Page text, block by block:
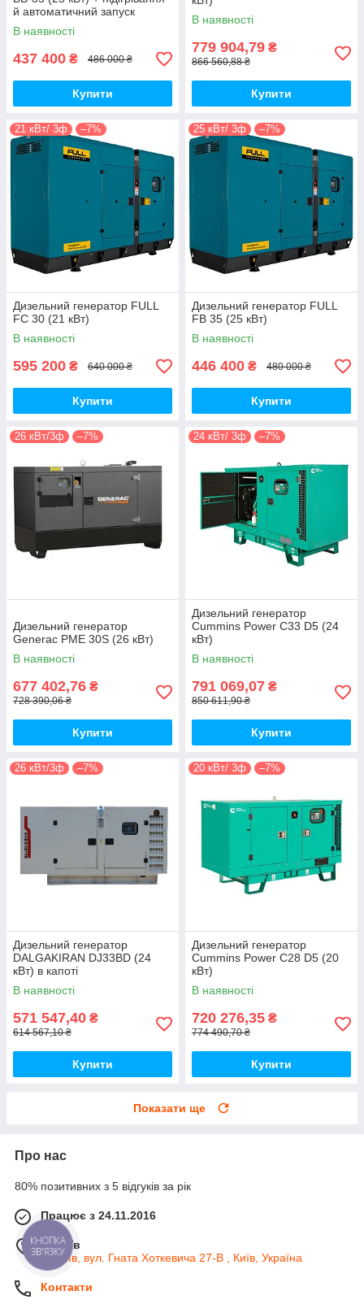
й автоматичний запуск
В наявності
437 400 ₴ 486 000 ₴
Купити
В наявності
779 904,79 ₴
866 560,88 ₴
Купити
21 кВт/ 3ф –7%
Дизельний генератор FULL
FC 30 (21 кВт)
В наявності
595 200 ₴ 640 000 ₴
Купити
25 кВт/ 3ф –7%
Дизельний генератор FULL
FB 35 (25 кВт)
В наявності
446 400 ₴ 480 000 ₴
Купити
26 кВт/3ф –7%
Дизельний генератор
Generac PME 30S (26 кВт)
В наявності
677 402,76 ₴
728 390,06 ₴
Купити
24 кВт/ 3ф –7%
Дизельний генератор
Cummins Power C33 D5 (24
кВт)
В наявності
791 069,07 ₴
850 611,90 ₴
Купити
26 кВт/3ф –7%
Дизельний генератор
DALGAKIRAN DJ33BD (24
кВт) в капоті
В наявності
571 547,40 ₴
614 567,10 ₴
Купити
20 кВт/ 3ф –7%
Дизельний генератор
Cummins Power C28 D5 (20
кВт)
В наявності
720 276,35 ₴
774 490,70 ₴
Купити
Показати ще
Про нас
80% позитивних з 5 відгуків за рік
Працює з 24.11.2016
м. Київ
м. Київ, вул. Гната Хоткевича 27-В , Київ, Україна
Контакти
КНОПКА
ЗВ'ЯЗКУ